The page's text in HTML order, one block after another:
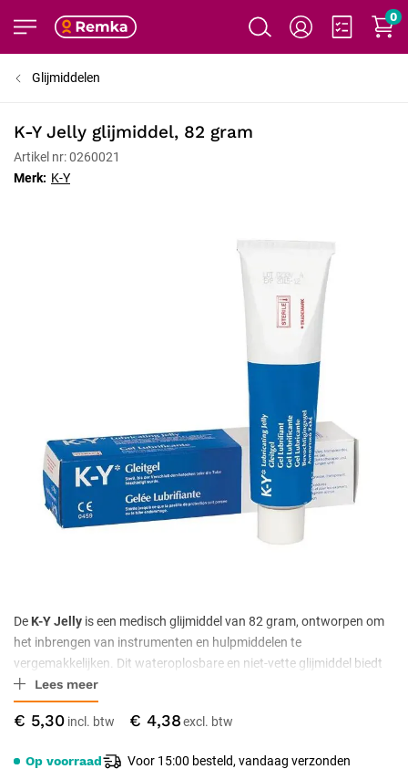
0
Glijmiddelen
K-Y Jelly glijmiddel, 82 gram
Artikel nr: 0260021
Merk: K-Y
€ 5,30 € 4,38
Op voorraad Voor 15:00 besteld, vandaag verzonden
De K-Y Jelly is een medisch glijmiddel van 82 gram, ontworpen om
het inbrengen van instrumenten en hulpmiddelen te
vergemakkelijken. Dit wateroplosbare en niet-vette glijmiddel biedt
een soepele werking zonder irritatie of resten achter te laten.
Lees meer